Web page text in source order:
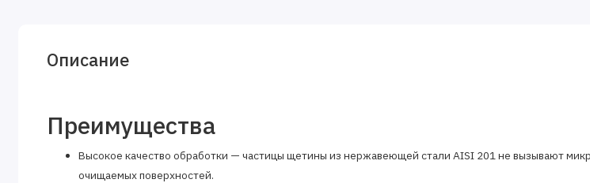
Описание
Преимущества
Высокое качество обработки — частицы щетины из нержавеющей стали AISI 201 не вызывают
очищаемых поверхностей.